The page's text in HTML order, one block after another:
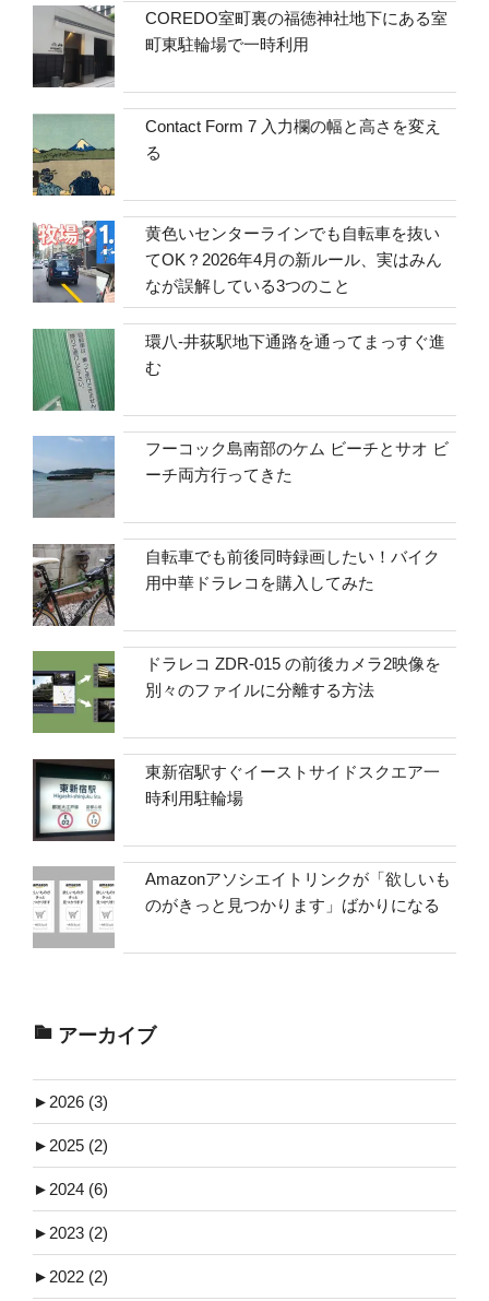
COREDO室町裏の福徳神社地下にある室
町東駐輪場で一時利用
Contact Form 7 入力欄の幅と高さを変え
る
黄色いセンターラインでも自転車を抜い
てOK？2026年4月の新ルール、実はみん
なが誤解している3つのこと
環八-井荻駅地下通路を通ってまっすぐ進
む
フーコック島南部のケム ビーチとサオ ビ
ーチ両方行ってきた
自転車でも前後同時録画したい！バイク
用中華ドラレコを購入してみた
ドラレコ ZDR-015 の前後カメラ2映像を
別々のファイルに分離する方法
東新宿駅すぐイーストサイドスクエア一
時利用駐輪場
Amazonアソシエイトリンクが「欲しいも
のがきっと見つかります」ばかりになる
アーカイブ
► 2026 (3)
► 2025 (2)
► 2024 (6)
► 2023 (2)
► 2022 (2)